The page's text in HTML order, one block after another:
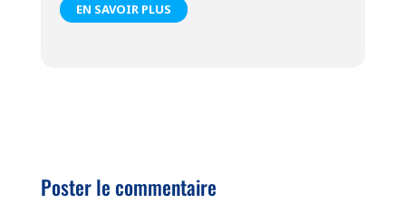
EN SAVOIR PLUS
Poster le commentaire